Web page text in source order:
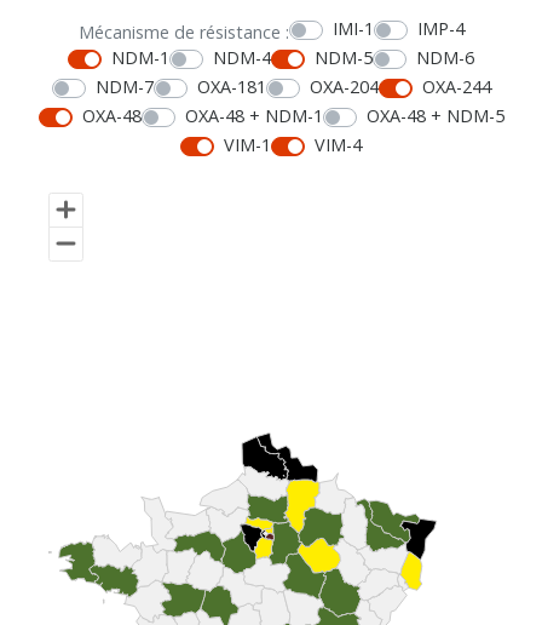
Mécanisme de résistance : IMI-1
IMP-4
NDM-1
NDM-4 NDM-5
NDM-6
NDM-7
OXA-181 OXA-204
OXA-244
OXA-48
OXA-48 + NDM-1
OXA-48 + NDM-5
VIM-1
VIM-4